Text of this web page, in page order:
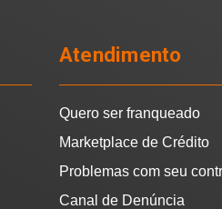
Atendimento
Quero ser franqueado
Marketplace de Crédito
Problemas com seu
Canal de Denúncia